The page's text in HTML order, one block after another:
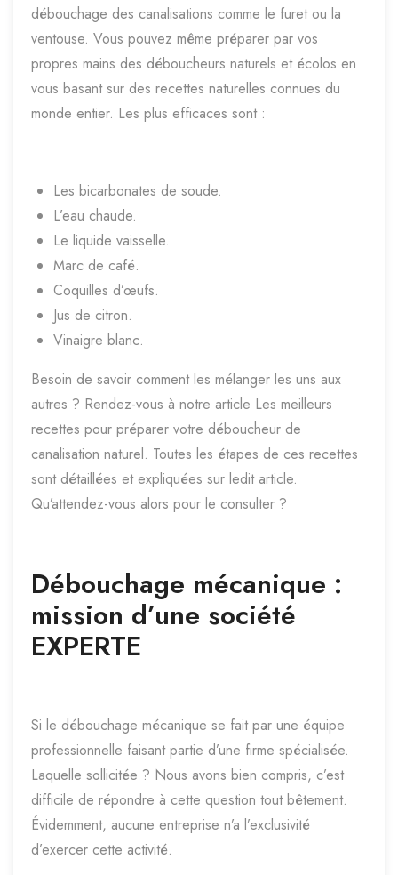
débouchage des canalisations comme le furet ou la
ventouse. Vous pouvez même préparer par vos
propres mains des déboucheurs naturels et écolos en
vous basant sur des recettes naturelles connues du
monde entier. Les plus efficaces sont :
Les bicarbonates de soude.
L’eau chaude.
Le liquide vaisselle.
Marc de café.
Coquilles d’œufs.
Jus de citron.
Vinaigre blanc.
Besoin de savoir comment les mélanger les uns aux
autres ? Rendez-vous à notre article Les meilleurs
recettes pour préparer votre déboucheur de
canalisation naturel. Toutes les étapes de ces recettes
sont détaillées et expliquées sur ledit article.
Qu’attendez-vous alors pour le consulter ?
Débouchage mécanique :
mission d’une société
EXPERTE
Si le débouchage mécanique se fait par une équipe
professionnelle faisant partie d’une firme spécialisée.
Laquelle sollicitée ? Nous avons bien compris, c’est
difficile de répondre à cette question tout bêtement.
Évidemment, aucune entreprise n’a l’exclusivité
d’exercer cette activité.